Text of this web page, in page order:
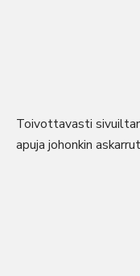
Toivottavasti
apuja johonkin